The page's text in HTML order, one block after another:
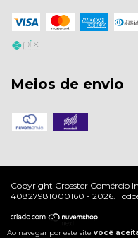
Ao navegar por este site você
Meios de envio
Copyright Crosster Comércio
40827981000160 - 2026.